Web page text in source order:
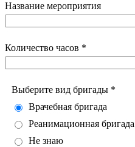
Название мероприятия
Количество часов *
Выберите вид бригады *
Врачебная бригада
Реанимационная бригада
Не знаю